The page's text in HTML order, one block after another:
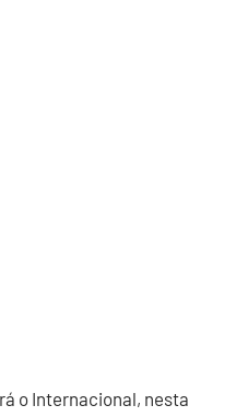
o Internacional, nesta